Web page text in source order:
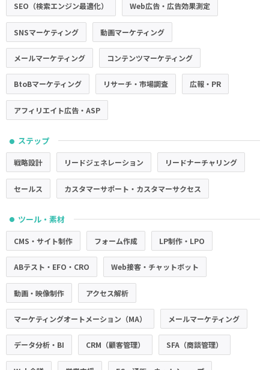
SEO（検索エンジン最適化） Web広告・広告効果測定
SNSマーケティング 動画マーケティング
メールマーケティング コンテンツマーケティング
BtoBマーケティング リサーチ・市場調査 広報・PR
アフィリエイト広告・ASP
● ステップ
戦略設計 リードジェネレーション リードナーチャリング
セールス カスタマーサポート・カスタマーサクセス
● ツール・素材
CMS・サイト制作 フォーム作成 LP制作・LPO
ABテスト・EFO・CRO Web接客・チャットボット
動画・映像制作 アクセス解析
マーケティングオートメーション（MA） メールマーケティング
データ分析・BI CRM（顧客管理） SFA（商談管理）